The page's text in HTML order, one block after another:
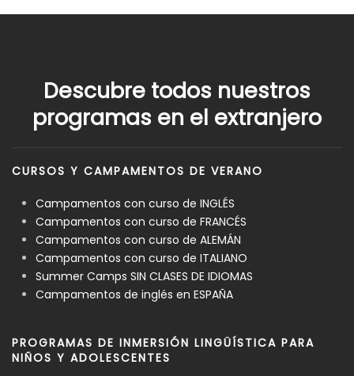
Descubre todos nuestros
programas en el extranjero
CURSOS Y CAMPAMENTOS DE VERANO
Campamentos con curso de INGLÉS
Campamentos con curso de FRANCÉS
Campamentos con curso de ALEMÁN
Campamentos con curso de ITALIANO
Summer Camps SIN CLASES DE IDIOMAS
Campamentos de inglés en ESPAÑA
PROGRAMAS DE INMERSIÓN LINGÜÍSTICA PARA
NIÑOS Y ADOLESCENTES